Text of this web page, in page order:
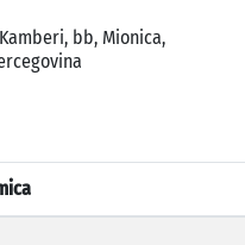
bb, Mionica,